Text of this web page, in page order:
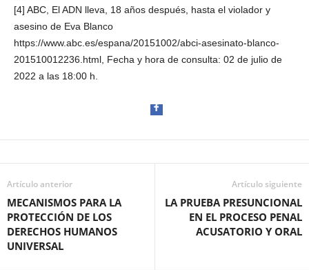
[4] ABC, El ADN lleva, 18 años después, hasta el violador y
asesino de Eva Blanco
https://www.abc.es/espana/20151002/abci-asesinato-blanco-
201510012236.html, Fecha y hora de consulta: 02 de julio de
2022 a las 18:00 h.
Artículo anterior
MECANISMOS PARA LA
PROTECCIÓN DE LOS
DERECHOS HUMANOS
UNIVERSAL
Artículo siguiente
LA PRUEBA PRESUNCIONAL
EN EL PROCESO PENAL
ACUSATORIO Y ORAL